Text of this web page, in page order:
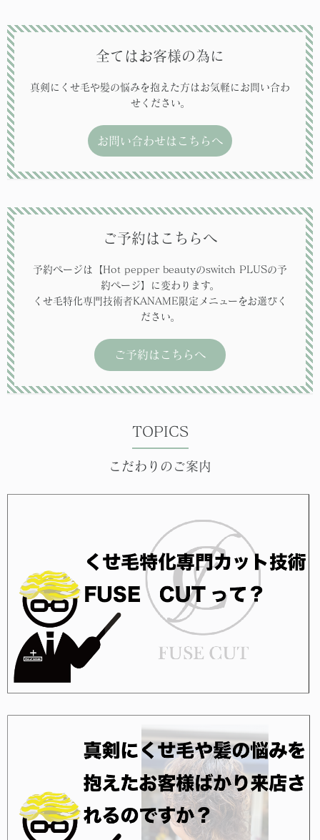
全てはお客様の為に
真剣にくせ毛や髪の悩みを抱えた方はお気軽にお問い合わ
せください。
お問い合わせはこちらへ
ご予約はこちらへ
予約ページは【Hot pepper beautyのswitch PLUSの予
約ページ】に変わります。
くせ毛特化専門技術者KANAME限定メニューをお選びく
ださい。
ご予約はこちらへ
TOPICS
こだわりのご案内